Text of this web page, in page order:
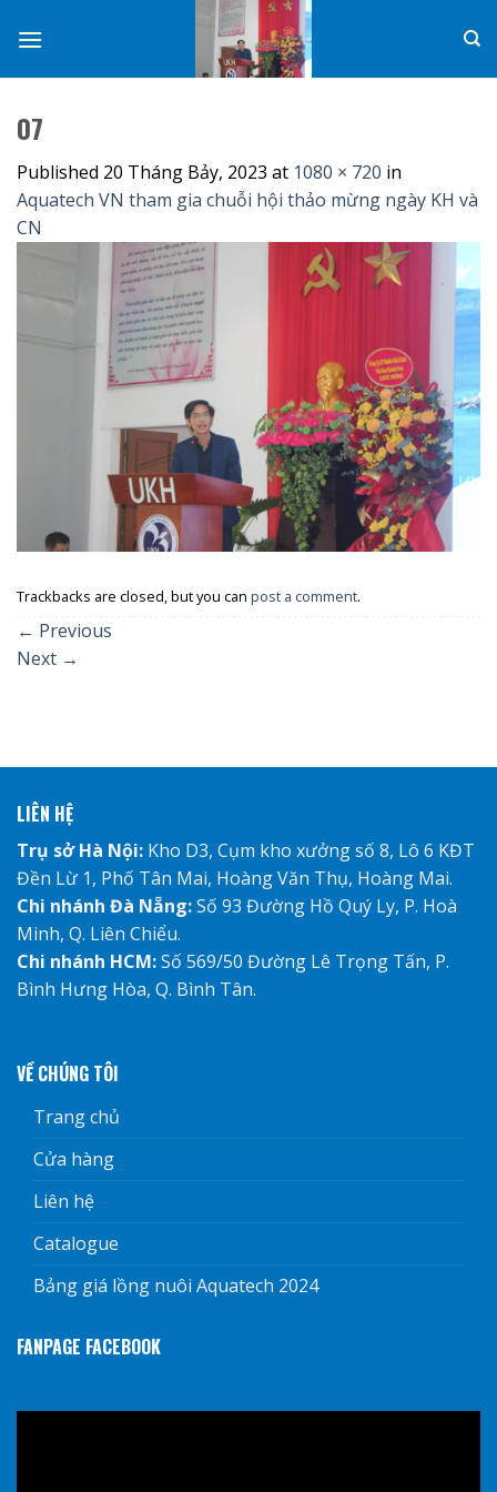
07
Published 20 Tháng Bảy, 2023 at 1080 × 720 in
Aquatech VN tham gia chuỗi hội thảo mừng ngày KH và
CN
Trackbacks are closed, but you can post a comment.
← Previous
Next →
LIÊN HỆ
Trụ sở Hà Nội: Kho D3, Cụm kho xưởng số 8, Lô 6 KĐT
Đền Lừ 1, Phố Tân Mai, Hoàng Văn Thụ, Hoàng Mai.
Chi nhánh Đà Nẵng:Số 93 Đường Hồ Quý Ly, P. Hoà
Minh, Q. Liên Chiểu.
Chi nhánh HCM:Số 569/50 Đường Lê Trọng Tấn, P.
Bình Hưng Hòa, Q. Bình Tân.
VỀ CHÚNG TÔI
Trang chủ
Cửa hàng
Liên hệ
Catalogue
Bảng giá lồng nuôi Aquatech 2024
FANPAGE FACEBOOK